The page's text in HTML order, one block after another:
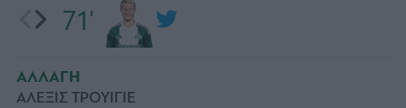
71'
ΑΛΛΑΓΗ
ΑΛΕΞΙΣ ΤΡΟΥΙΓΙΕ